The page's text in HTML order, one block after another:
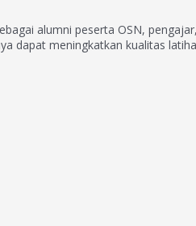
alumni peserta OSN,
dapat meningkatkan kualitas